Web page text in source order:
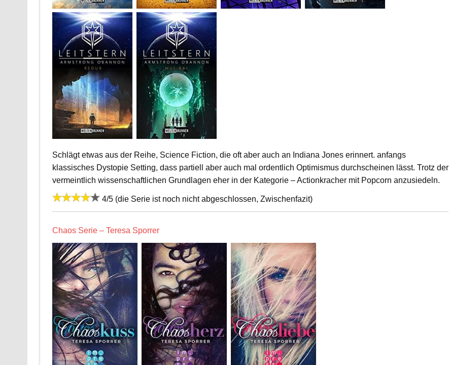
Schlägt etwas aus der Reihe, Science Fiction, die oft aber auch an Indiana Jones erinnert. anfangs
klassisches Dystopie Setting, dass partiell aber auch mal ordentlich Optimismus durchscheinen lässt. Trotz der
vermeintlich wissenschaftlichen Grundlagen eher in der Kategorie – Actionkracher mit Popcorn anzusiedeln.
4/5 (die Serie ist noch nicht abgeschlossen, Zwischenfazit)
Chaos Serie – Teresa Sporrer